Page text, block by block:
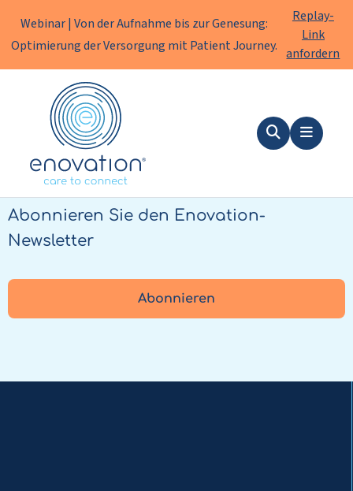
Webinar | Von der Aufnahme bis zur Genesung:
Optimierung der Versorgung mit Patient Journey.
Replay-
Link
anfordern
Enovation
SucheMenu
Stets informiert bleiben?
Abonnieren Sie den Enovation-
Newsletter
Abonnieren